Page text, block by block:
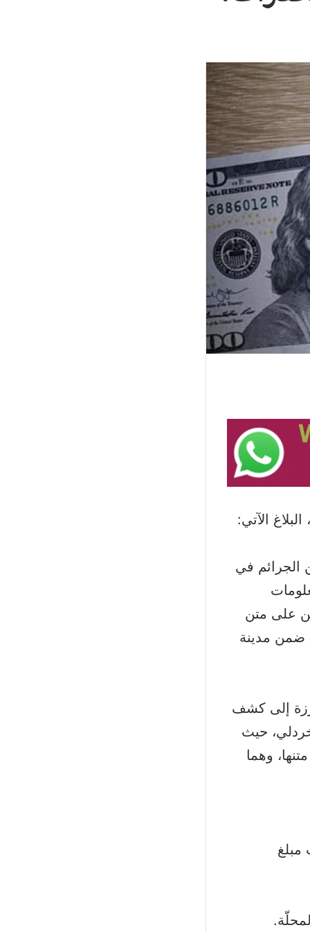
الآتي:
الجرائم في
على متن
/100/ دولار أميركي ضمن مدينة
إلى كشف
حيث
وهما
مبلغ